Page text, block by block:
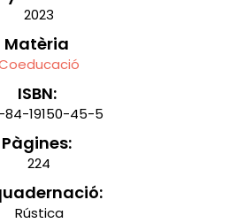
2023
Matèria
ISBN:
84-19150-45-5
Pàgines:
224
Rústica